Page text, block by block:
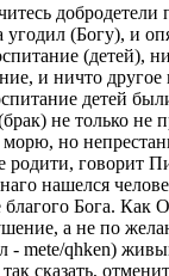
добродетели
(Богу), и
(детей),
и ничто
детей
не только не
но
родити, говорит
нашелся
Бога.
а не по
mete/qhken)
сказать,